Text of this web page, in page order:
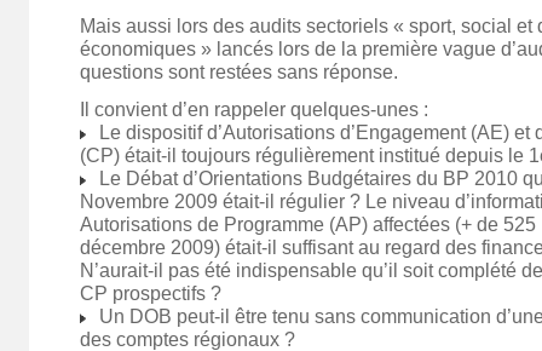
Mais aussi lors des audits sectoriels « sport, social et
économiques » lancés lors de la première vague
questions sont restées sans réponse.
Il convient d’en rappeler quelques-unes :
Le dispositif d’Autorisations d’Engagement (AE)
(CP) était-il toujours régulièrement institué depuis le
Le Débat d’Orientations Budgétaires du BP 2010
Novembre 2009 était-il régulier ? Le niveau
Autorisations de Programme (AP) affectées (+ de 525
décembre 2009) était-il suffisant au regard des
N’aurait-il pas été indispensable qu’il soit complété
CP prospectifs ?
Un DOB peut-il être tenu sans communication
des comptes régionaux ?